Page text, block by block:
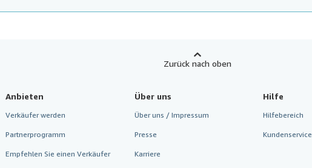
Zurück nach oben
Anbieten
Verkäufer werden
Partnerprogramm
Empfehlen Sie einen Verkäufer
Über uns
Über uns / Impressum
Presse
Karriere
Hilfe
Hilfebereich
Kundenservice